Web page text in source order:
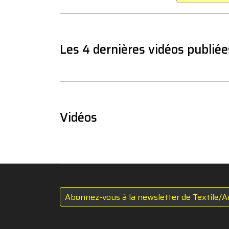
Les 4 dernières vidéos
Vidéos
Abonnez-vous à la newsletter de Textile/